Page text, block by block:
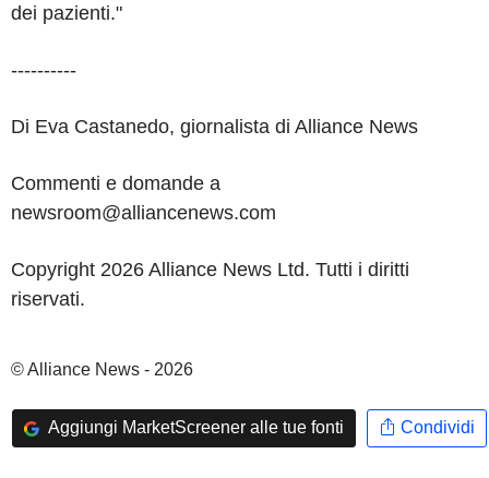
dei pazienti."
----------
Di Eva Castanedo, giornalista di Alliance News
Commenti e domande a
newsroom@alliancenews.com
Copyright 2026 Alliance News Ltd. Tutti i diritti
riservati.
© Alliance News - 2026
Aggiungi MarketScreener alle tue fonti Condividi